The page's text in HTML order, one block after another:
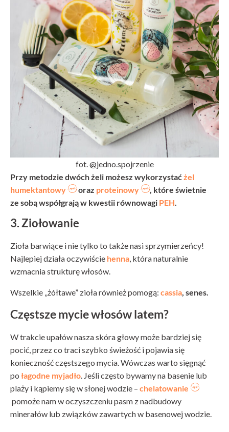
fot. @jedno.spojrzenie
Przy metodzie dwóch żeli możesz wykorzystać żel
humektantowy
oraz proteinowy
, które świetnie
ze sobą współgrają w kwestii równowagi PEH
3. Ziołowanie
Zioła barwiące i nie tylko to także nasi sprzymierzeńcy!
Najlepiej działa oczywiście henna , która naturalnie
wzmacnia strukturę włosów.
Wszelkie „żółtawe” zioła również pomogą: cassia , senes.
Częstsze mycie włosów latem?
W trakcie upałów nasza skóra głowy może bardziej się
pocić, przez co traci szybko świeżość i pojawia się
konieczność częstszego mycia. Wówczas warto sięgnąć
po łagodne myjadło . Jeśli często bywamy na basenie lub
plaży i kąpiemy się w słonej wodzie – chelatowanie
pomoże nam w oczyszczeniu pasm z nadbudowy
minerałów lub związków zawartych w basenowej wodzie.